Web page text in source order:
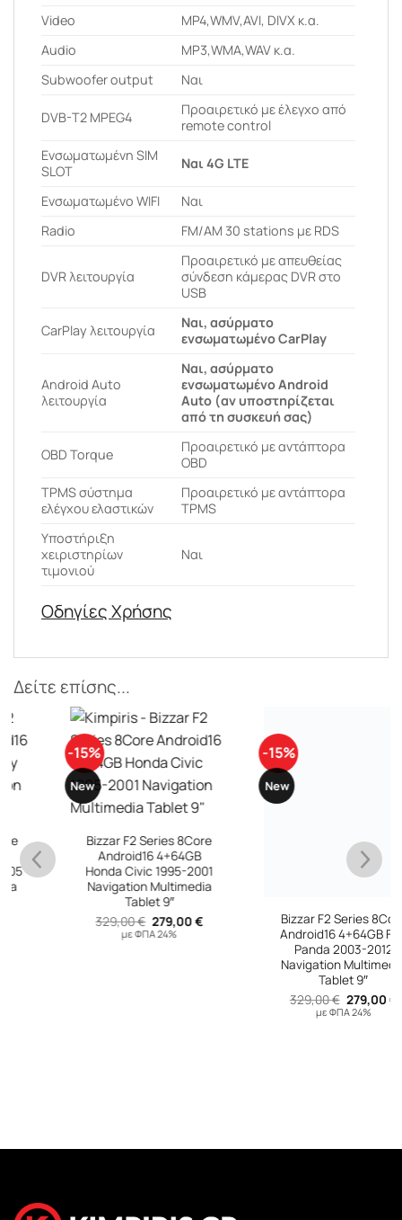
Video
MP4,WMV,AVI, DIVX κ.α.
Audio
MP3,WMA,WAV κ.α.
Subwoofer output
Ναι
DVB-T2 MPEG4
Προαιρετικό με έλεγχο από
remote control
Ενσωματωμένη SIM
SLOT
Ναι 4G LTE
Ενσωματωμένο WIFI
Ναι
Radio
FM/AM 30 stations με RDS
DVR λειτουργία
Προαιρετικό με απευθείας
σύνδεση κάμερας DVR στο
USB
CarPlay λειτουργία
Ναι, ασύρματο
ενσωματωμένο CarPlay
Android Auto
λειτουργία
Ναι, ασύρματο
ενσωματωμένο Android
Auto (αν υποστηρίζεται
από τη συσκευή σας)
OBD Torque
Προαιρετικό με αντάπτορα
OBD
ΤPMS σύστημα
ελέγχου ελαστικών
Προαιρετικό με αντάπτορα
TPMS
Υποστήριξη
χειριστηρίων
τιμονιού
Ναι
Οδηγίες Χρήσης
Δείτε επίσης...
-15%
Bizzar F2 Series 8Core
Android16 4+64GB
Honda Civic 1995-2001
Navigation Multimedia
Tablet 9″
€ Original
price
was:
279,00 €Η
τρέχουσα
με ΦΠΑ 24%
-15%
Bizzar F2 Series 8Core
Android16 4+64GB Fiat
Panda 2003-2012
329,00€ Original
price
was:
329,00 €.
279,00€Η
τιμή
είναι:
279,00 €.
με ΦΠΑ 24%